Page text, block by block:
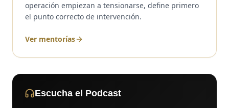
operación empiezan a tensionarse, define primero
el punto correcto de intervención.
Ver mentorías
Escucha el Podcast